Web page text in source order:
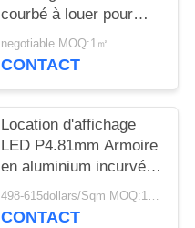
courbé à louer pour
événements diffusion
et publicité à taux de
negotiable MOQ:1㎡
CONTACT
Location d'affichage
LED P4.81mm Armoire
en aluminium incurvé
500x500mm
Assemblage rapide
498-615dollars/Sqm MOQ:1 m2
CONTACT